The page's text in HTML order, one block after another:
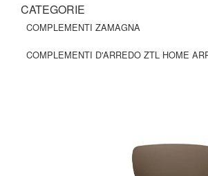
CATEGORIE
COMPLEMENTI ZAMAGNA
COMPLEMENTI D'ARREDO ZTL HOME